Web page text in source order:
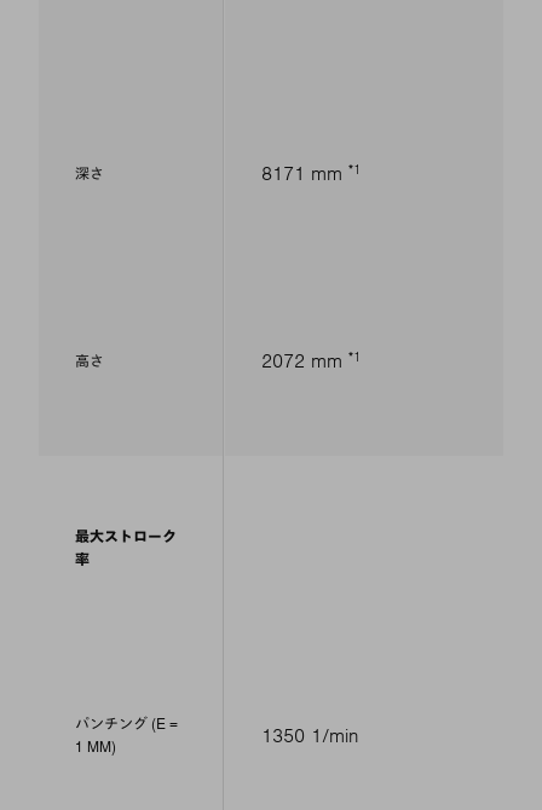
深さ
高さ
最大ストローク
率
パンチング (E =
1 MM)
8171 mm 1
2072 mm 1
1350 1/min